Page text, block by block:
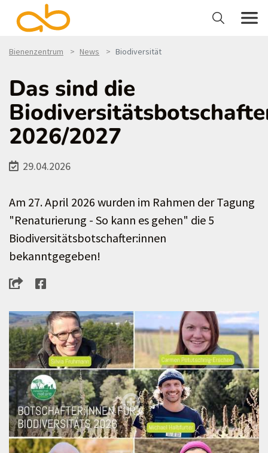
Bienenzentrum News Biodiversität
Das sind die
2026/2027
29.04.2026
Am 27. April 2026 wurden im Rahmen der Tagung
"Renaturierung - So kann es gehen" die 5
Biodiversitätsbotschafter:innen
bekanntgegeben!